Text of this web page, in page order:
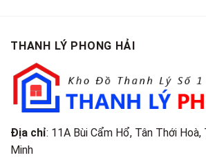
Điểm
Nhận
Biết
THANH LÝ PHONG HẢI
Địa chỉ: 11A Bùi Cẩm Hổ, Tân Thới Hoà,
Minh